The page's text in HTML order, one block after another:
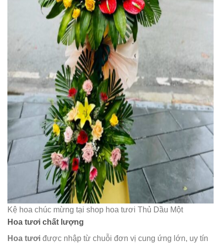
Kệ hoa chúc mừng tại shop hoa tươi Thủ Dầu Một
Hoa tươi chất lượng
Hoa tươi được nhập từ chuỗi đơn vị cung ứng lớn, uy tín